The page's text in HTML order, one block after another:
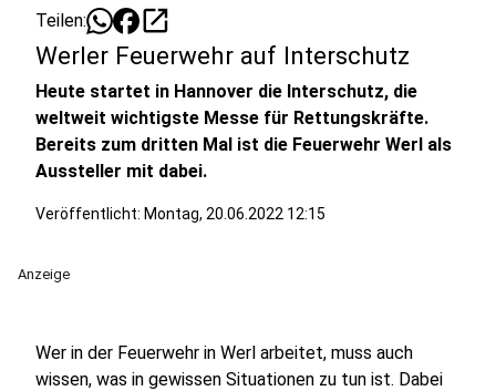
Teilen: open_in_new
Werler Feuerwehr auf Interschutz
Heute startet in Hannover die Interschutz, die
weltweit wichtigste Messe für Rettungskräfte.
Bereits zum dritten Mal ist die Feuerwehr Werl als
Aussteller mit dabei.
Veröffentlicht: Montag, 20.06.2022 12:15
Anzeige
Wer in der Feuerwehr in Werl arbeitet, muss auch
wissen, was in gewissen Situationen zu tun ist. Dabei